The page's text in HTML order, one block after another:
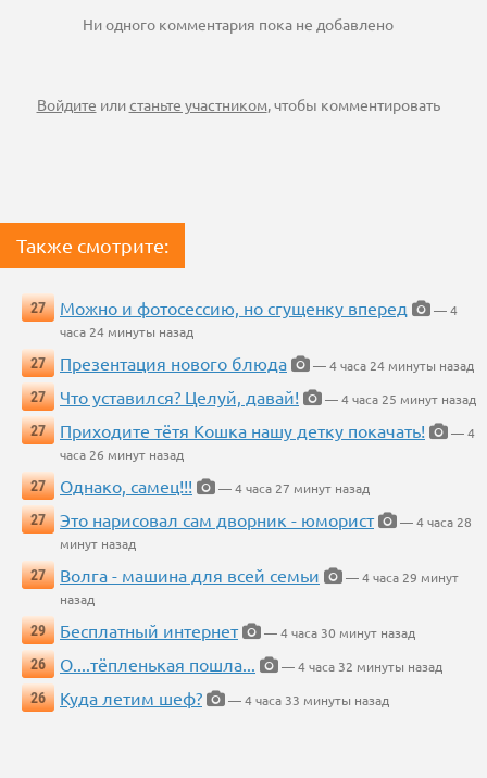
Ни одного комментария пока не добавлено
Войдите илистаньте участником, чтобы комментировать
Также смотрите:
27 Можно и фотосессию, но сгущенку вперед
— 4
часа 24 минуты назад
27
Презентация нового блюда
— 4 часа 24 минуты назад
27
Что уставился? Целуй, давай!
— 4 часа 25 минут назад
27
Приходите тётя Кошка нашу детку покачать!
— 4
часа 26 минут назад
27
Однако, самец!!!
— 4 часа 27 минут назад
27
Это нарисовал сам дворник - юморист
— 4 часа 28
минут назад
27
Волга - машина для всей семьи
— 4 часа 29 минут
назад
29
Бесплатный интернет
— 4 часа 30 минут назад
26
О....тёпленькая пошла...
— 4 часа 32 минуты назад
26
Куда летим шеф? — 4 часа 33 минуты назад